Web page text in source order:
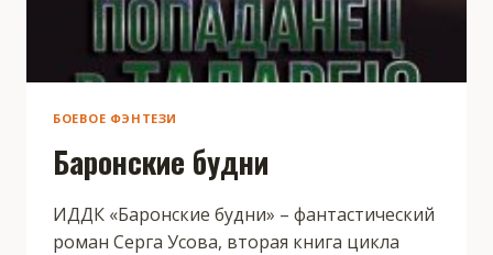
БОЕВОЕ ФЭНТЕЗИ
Баронские будни
ИДДК «Баронские будни» – фантастический
роман Серга Усова, вторая книга цикла